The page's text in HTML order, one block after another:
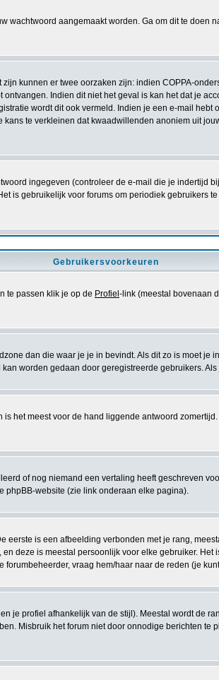
wachtwoord aangemaakt worden. Ga om dit te doen
kunnen er twee oorzaken zijn: indien COPPA-
Indien dit niet het geval is kan het dat je
wordt dit ook vermeld. Indien je een e-mail
te verkleinen dat kwaadwillenden anoniem uit
ingegeven (controleer de e-mail die je indertijd
is gebruikelijk voor forums om periodiek gebruikers
Gebruikersvoorkeuren
te passen klik je op de Profiel -link (meestal bovenaan
dan die waar je je in bevindt. Als dit zo is moet
worden gedaan door geregistreerde gebruikers.
het meest voor de hand liggende antwoord
of nog niemand een vertaling heeft geschreven
phpBB-website (zie link onderaan elke pagina).
is een afbeelding verbonden met je rang,
deze is meestal persoonlijk voor elke gebruiker.
vraag hem/haar naar de reden (je
je profiel afhankelijk van de stijl). Meestal wordt de
Misbruik het forum niet door onnodige berichten